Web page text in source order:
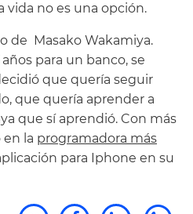
vida no es una opción.
de Masako Wakamiya.
para un banco, se
que quería seguir
que quería aprender a
que sí aprendió. Con más
en la programadora más
para Iphone en su